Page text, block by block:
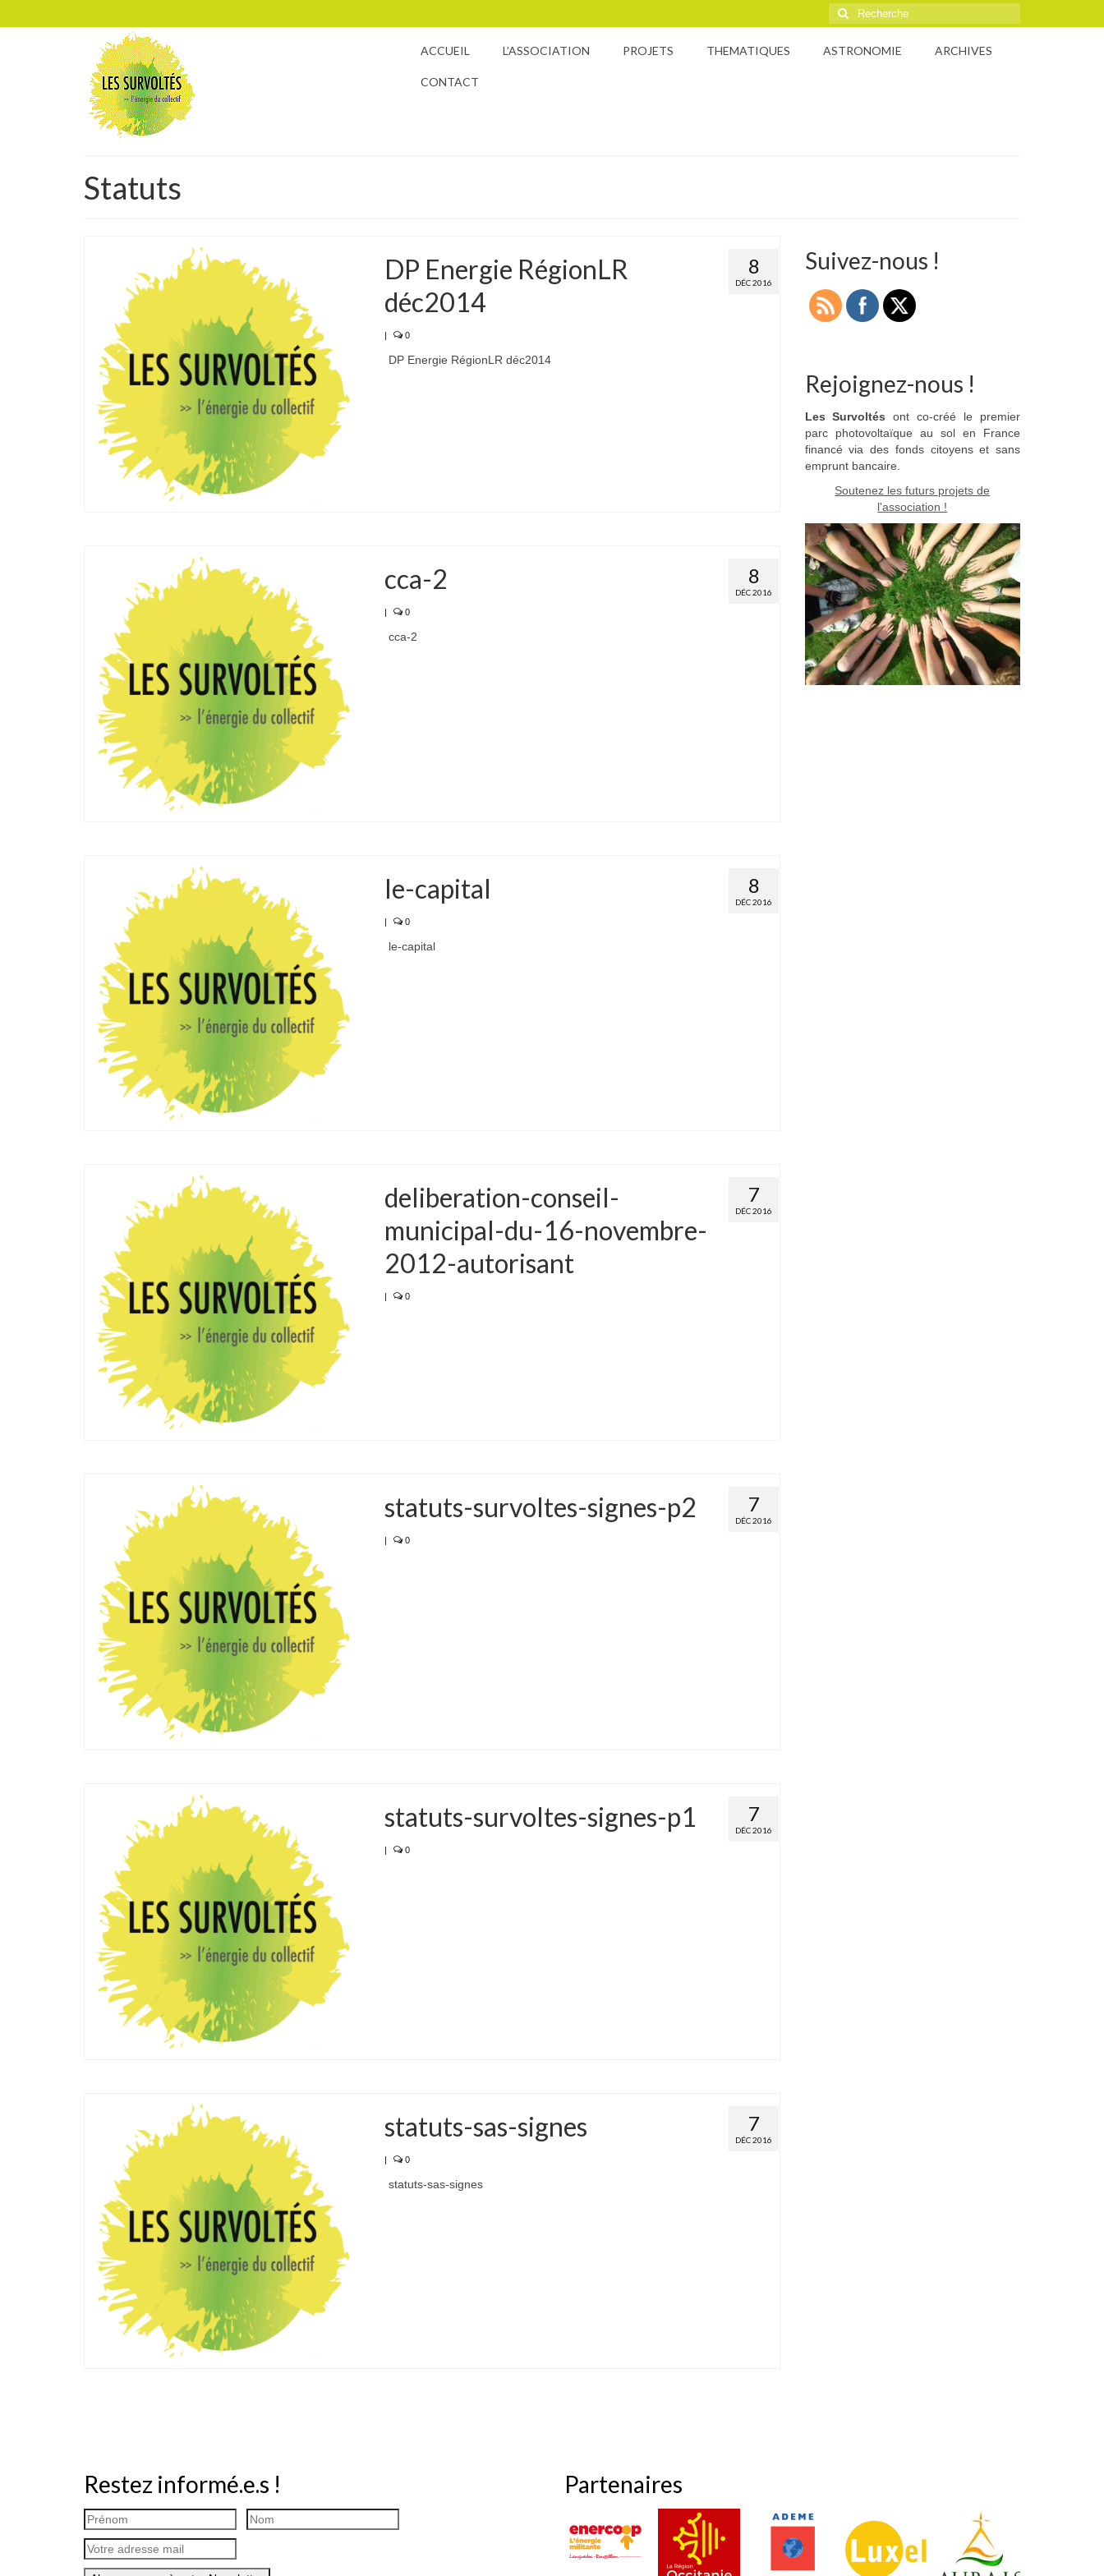
Rechercher
:
ACCUEIL L’ASSOCIATION PROJETS THEMATIQUES ASTRONOMIE ARCHIVES
CONTACT
Statuts
8
DÉC 2016
DP Energie RégionLR
déc2014
| 0
DP Energie RégionLR déc2014
8
DÉC 2016
cca-2
| 0
cca-2
8
DÉC 2016
le-capital
| 0
le-capital
7
DÉC 2016
deliberation-conseil-
municipal-du-16-novembre-
2012-autorisant
0
7
DÉC 2016
statuts-survoltes-signes-p2
| 0
7
DÉC 2016
statuts-survoltes-signes-p1
| 0
7
DÉC 2016
statuts-sas-signes
| 0
statuts-sas-signes
Suivez-nous !
Rejoignez-nous !
Les Survoltés ont co-créé le premier
parc photovoltaïque au sol en France
financé via des fonds citoyens et sans
emprunt bancaire.
Soutenez les futurs projets de
l'association !
Restez informé.e.s ! Partenaires